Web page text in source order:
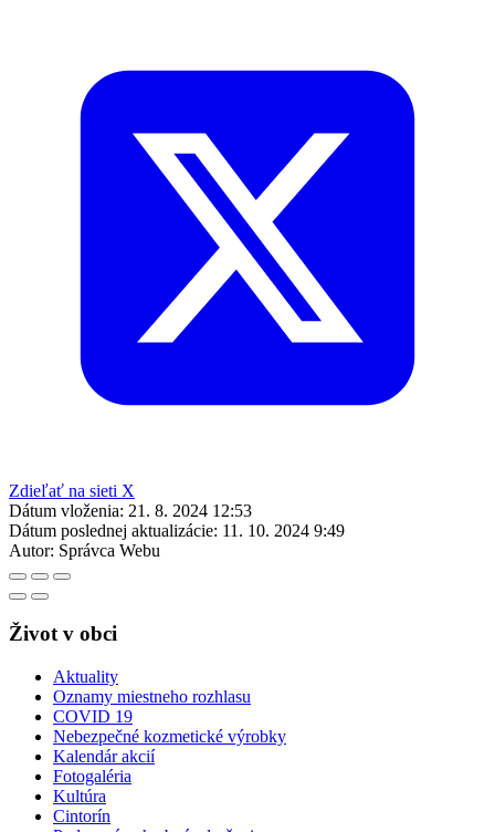
Zdieľať na sieti X
Dátum vloženia: 21. 8. 2024 12:53
Dátum poslednej aktualizácie: 11. 10. 2024 9:49
Autor: Správca Webu
Život v obci
Aktuality
Oznamy miestneho rozhlasu
COVID 19
Nebezpečné kozmetické výrobky
Kalendár akcií
Fotogaléria
Kultúra
Cintorín